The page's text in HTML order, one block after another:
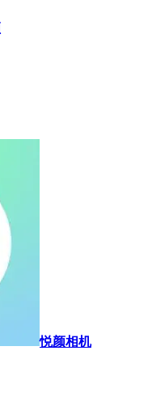
悦颜相机